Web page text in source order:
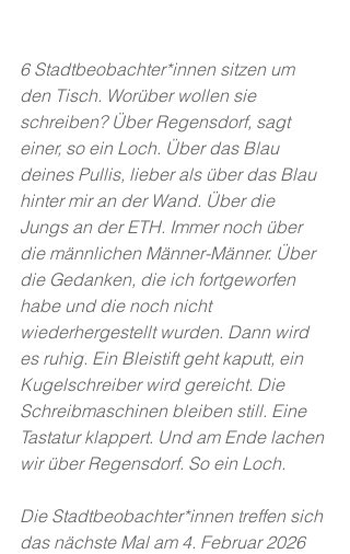
6 Stadtbeobachter*innen sitzen um
den Tisch. Worüber wollen sie
schreiben? Über Regensdorf, sagt
einer, so ein Loch. Über das Blau
deines Pullis, lieber als über das Blau
hinter mir an der Wand. Über die
Jungs an der ETH. Immer noch über
die männlichen Männer-Männer. Über
die Gedanken, die ich fortgeworfen
habe und die noch nicht
wiederhergestellt wurden. Dann wird
es ruhig. Ein Bleistift geht kaputt, ein
Kugelschreiber wird gereicht. Die
Schreibmaschinen bleiben still. Eine
Tastatur klappert. Und am Ende lachen
wir über Regensdorf. So ein Loch.
Die Stadtbeobachter*innen treffen sich
das nächste Mal am 4. Februar 2026